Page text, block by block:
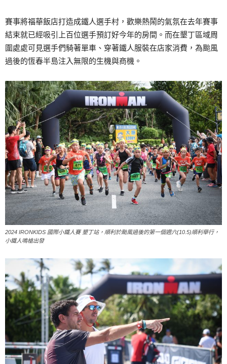
賽事將福華飯店打造成鐵人選手村，歡樂熱鬧的氣氛在去年賽事
結束就已經吸引上百位選手預訂好今年的房間。而在墾丁區域周
圍處處可見選手們騎著單車、穿著鐵人服裝在店家消費，為颱風
過後的恆春半島注入無限的生機與商機。
2024 IRONKIDS 國際小鐵人賽 墾丁站，順利於颱風過後的第一個週六(10.5)順利舉行，
小鐵人鳴槍出發